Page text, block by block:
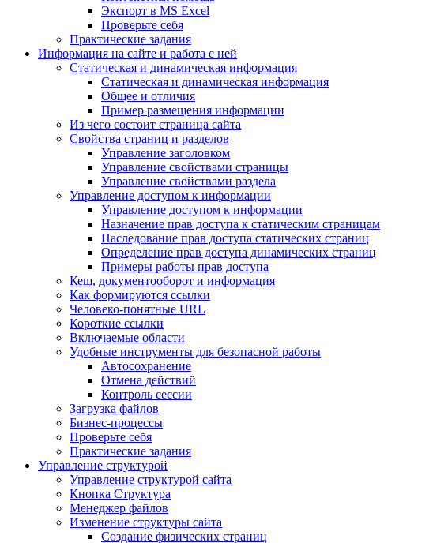
Экспорт в MS Excel
Проверьте себя
Практические задания
Информация на сайте и работа с ней
Статическая и динамическая информация
Статическая и динамическая информация
Общее и отличия
Пример размещения информации
Из чего состоит страница сайта
Свойства страниц и разделов
Управление заголовком
Управление свойствами страницы
Управление свойствами раздела
Управление доступом к информации
Управление доступом к информации
Назначение прав доступа к статическим страницам
Наследование прав доступа статических страниц
Определение прав доступа динамических страниц
Примеры работы прав доступа
Кеш, документооборот и информация
Как формируются ссылки
Человеко-понятные URL
Короткие ссылки
Включаемые области
Удобные инструменты для безопасной работы
Автосохранение
Отмена действий
Контроль сессии
Загрузка файлов
Бизнес-процессы
Проверьте себя
Практические задания
Управление структурой
Управление структурой сайта
Кнопка Структура
Менеджер файлов
Изменение структуры сайта
Создание физических страниц